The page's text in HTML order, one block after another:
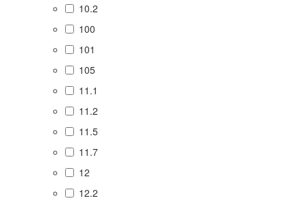
10.2
100
101
105
11.1
11.2
11.5
11.7
12
12.2